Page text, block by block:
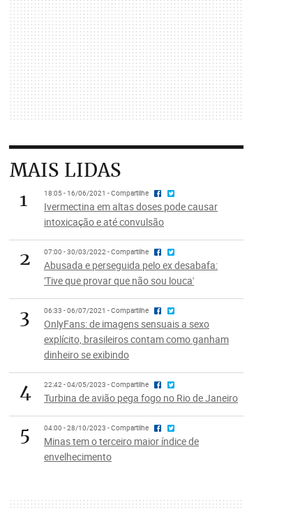
MAIS LIDAS
1
18:05 - 16/06/2021 - Compartilhe
Ivermectina em altas doses pode causar
intoxicação e até convulsão
2 07:00 - 30/03/2022 - Compartilhe
Abusada e perseguida pelo ex desabafa:
'Tive que provar que não sou louca'
3 06:33 - 06/07/2021 - Compartilhe
OnlyFans: de imagens sensuais a sexo
explícito, brasileiros contam como ganham
dinheiro se exibindo
4 22:42 - 04/05/2023 - Compartilhe
Turbina de avião pega fogo no Rio de Janeiro
5 04:00 - 28/10/2023 - Compartilhe
Minas tem o terceiro maior índice de
envelhecimento